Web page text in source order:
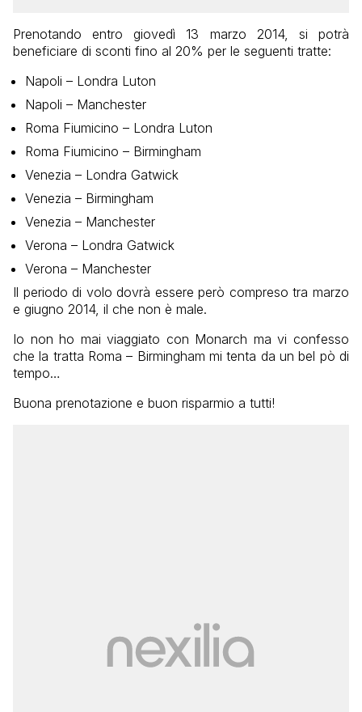
Prenotando entro giovedì 13 marzo 2014, si potrà
beneficiare di sconti fino al 20% per le seguenti tratte:
Napoli – Londra Luton
Napoli – Manchester
Roma Fiumicino – Londra Luton
Roma Fiumicino – Birmingham
Venezia – Londra Gatwick
Venezia – Birmingham
Venezia – Manchester
Verona – Londra Gatwick
Verona – Manchester
Il periodo di volo dovrà essere però compreso tra marzo
e giugno 2014, il che non è male.
Io non ho mai viaggiato con Monarch ma vi confesso
che la tratta Roma – Birmingham mi tenta da un bel pò di
tempo…
Buona prenotazione e buon risparmio a tutti!